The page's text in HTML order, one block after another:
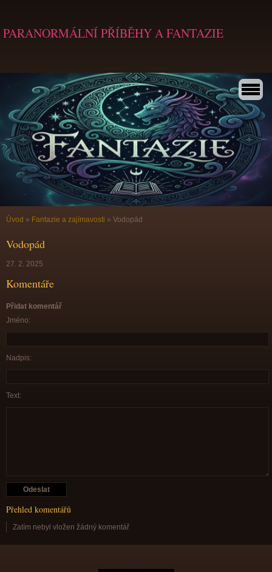
PARANORMÁLNÍ PŘÍBĚHY A FANTAZIE
Úvod » Fantazie a zajímavosti » Vodopád
Vodopád
27. 2. 2025
Komentáře
Přidat komentář
Jméno:
Nadpis:
Text:
Přehled komentářů
Zatím nebyl vložen žádný komentář